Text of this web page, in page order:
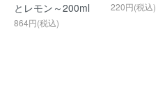
とレモン～200ml
864円(税込)
220円(税込)